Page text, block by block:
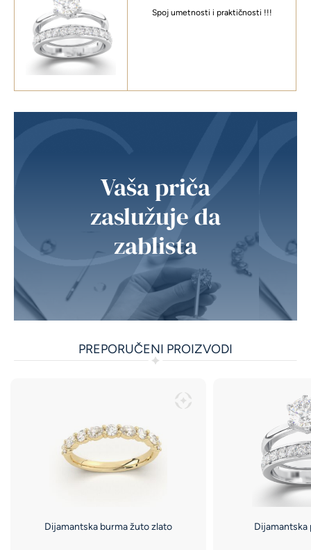
Spoj umetnosti i praktičnosti !!!
Vaša priča
zaslužuje da
zablista
PREPORUČENI PROIZVODI
Dijamantska burma žuto zlato